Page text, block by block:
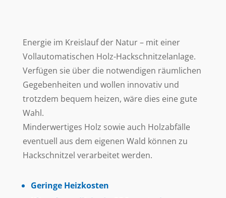
Energie im Kreislauf der Natur – mit einer
Vollautomatischen Holz-Hackschnitzelanlage.
Verfügen sie über die notwendigen räumlichen
Gegebenheiten und wollen innovativ und
trotzdem bequem heizen, wäre dies eine gute
Wahl.
Minderwertiges Holz sowie auch Holzabfälle
eventuell aus dem eigenen Wald können zu
Hackschnitzel verarbeitet werden.
Geringe Heizkosten